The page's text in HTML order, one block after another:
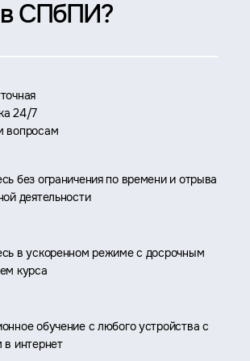
СПбПИ?
24/7
вопросам
без ограничения по времени и отрыва
деятельности
в ускоренном режиме с досрочным
курса
обучение с любого устройства с
в интернет